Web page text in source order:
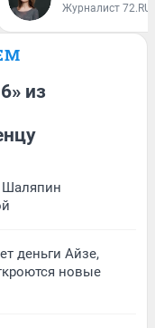
Журналист 72.RU
из
Шаляпин
деньги Айзе,
новые